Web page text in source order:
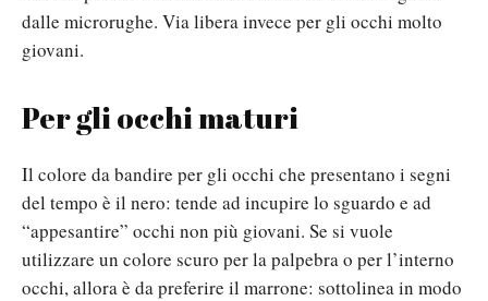
dalle microrughe. Via libera invece per gli occhi molto
giovani.
Per gli occhi maturi
Il colore da bandire per gli occhi che presentano i segni
del tempo è il nero: tende ad incupire lo sguardo e ad
“appesantire” occhi non più giovani. Se si vuole
utilizzare un colore scuro per la palpebra o per l’interno
occhi, allora è da preferire il marrone: sottolinea in modo